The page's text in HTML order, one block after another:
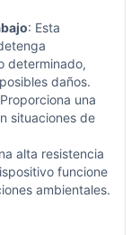
: Esta
determinado,
daños.
una
situaciones de
alta resistencia
funcione
ambientales.